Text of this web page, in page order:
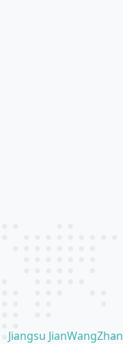
Jiangsu JianWangZhan